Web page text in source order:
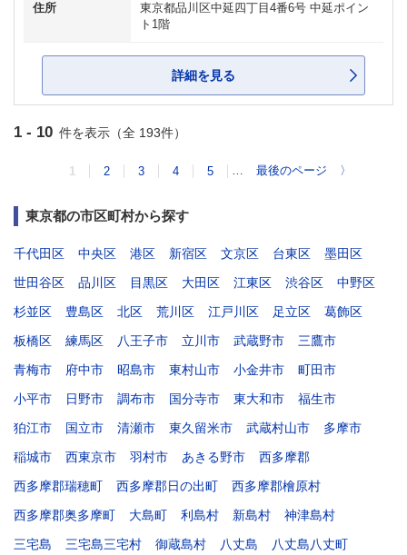
住所
東京都品川区中延四丁目4番6号 中延ポイン
ト1階
詳細を見る
1 - 10 件を表示（全 193件）
1 2 3 4 5 最後のページ 〉
東京都の市区町村から探す
千代田区 中央区 港区 新宿区 文京区 台東区
墨田区
世田谷区
品川区 目黒区 大田区 江東区 渋谷区
中野区
杉並区
豊島区 北区 荒川区 江戸川区 足立区
葛飾区
板橋区
練馬区 八王子市 立川市 武蔵野市
三鷹市
青梅市
府中市 昭島市 東村山市 小金井市
町田市
小平市
日野市 調布市 国分寺市 東大和市
福生市
狛江市
国立市 清瀬市 東久留米市 武蔵村山市
多摩市
稲城市
西東京市 羽村市 あきる野市
西多摩郡
西多摩郡瑞穂町
西多摩郡日の出町
西多摩郡檜原村
西多摩郡奥多摩町
大島町 利島村 新島村
神津島村
三宅島
三宅島三宅村 御蔵島村 八丈島
八丈島八丈町